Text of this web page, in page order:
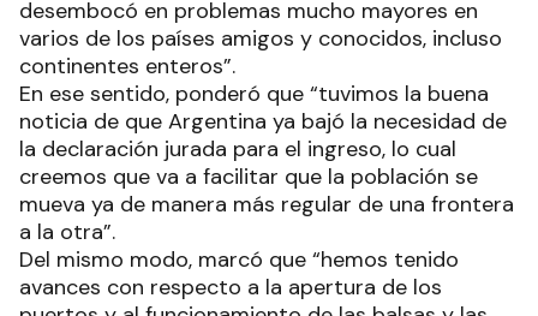
desembocó en problemas mucho mayores en
varios de los países amigos y conocidos, incluso
continentes enteros”.
En ese sentido, ponderó que “tuvimos la buena
noticia de que Argentina ya bajó la necesidad de
la declaración jurada para el ingreso, lo cual
creemos que va a facilitar que la población se
mueva ya de manera más regular de una frontera
a la otra”.
Del mismo modo, marcó que “hemos tenido
avances con respecto a la apertura de los